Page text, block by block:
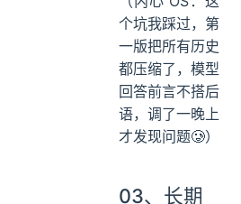
个坑我踩过，第
一版把所有历史
都压缩了，模型
回答前言不搭后
语，调了一晚上
才发现问题🥲）
03、长期